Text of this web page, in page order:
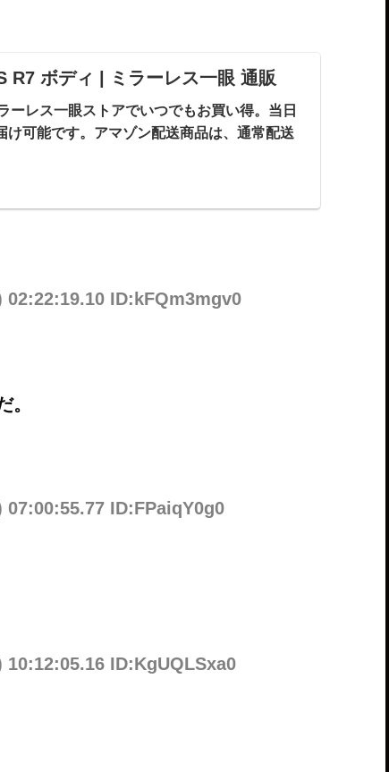
R7 ボディ | ミラーレス一眼 通販
ーレス一眼ストアでいつでもお買い得。当日
け可能です。アマゾン配送商品は、通常配送
02:22:19.10 ID:kFQm3mgv0
。
07:00:55.77 ID:FPaiqY0g0
10:12:05.16 ID:KgUQLSxa0